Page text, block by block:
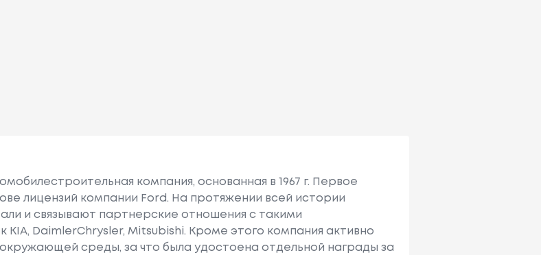
компания, основанная в 1967 г. Первое
лицензий компании Ford. На протяжении всей истории
и связывают партнерские отношения с такими
DaimlerChrysler, Mitsubishi. Кроме этого компания активно
среды, за что была удостоена отдельной награды за